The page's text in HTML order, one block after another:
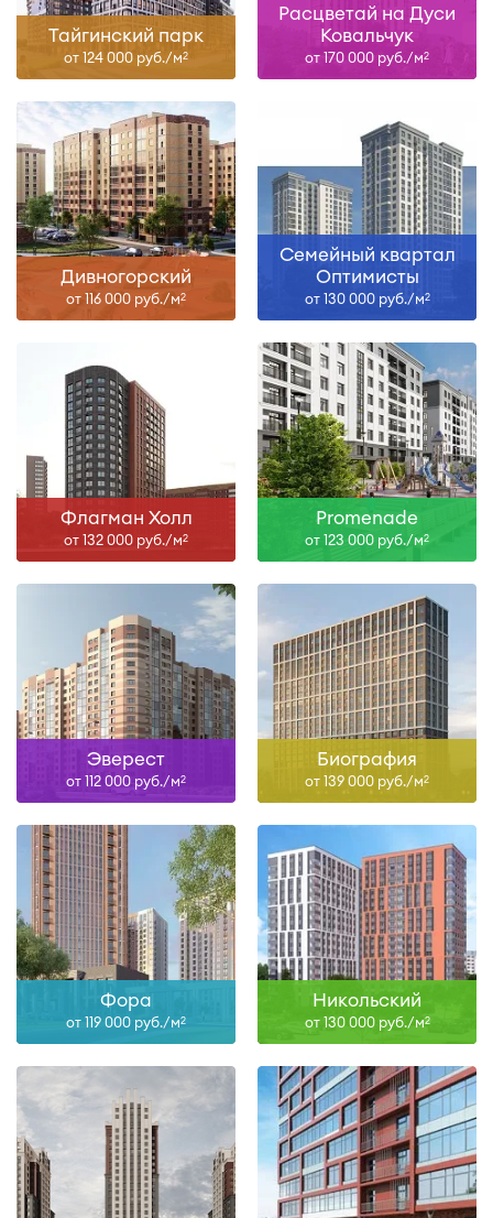
Тайгинский парк
от 124 000 руб./м2
Расцветай на Дуси
Ковальчук
от 170 000 руб./м2
Дивногорский
от 116 000 руб./м2
Семейный квартал
Оптимисты
от 130 000 руб./м2
Флагман Холл
от 132 000 руб./м2
Promenade
от 123 000 руб./м2
Эверест
от 112 000 руб./м2
Биография
от 139 000 руб./м2
Фора
от 119 000 руб./м2
Никольский
от 130 000 руб./м2